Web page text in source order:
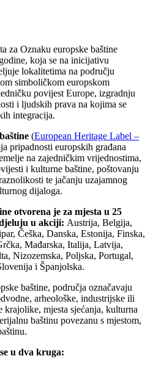
za Oznaku europske baštine
koja se na inicijativu
lokalitetima na području
simboličkom europskom
povijest Europe, izgradnju
i ljudskih prava na kojima se
integracija.
(European Heritage Label –
pripadnosti europskih građana
na zajedničkim vrijednostima,
i kulturne baštine, poštovanju
te jačanju uzajamnog
dijaloga.
otvorena je za mjesta u 25
u akciji: Austrija, Belgija,
Češka, Danska, Estonija, Finska,
Mađarska, Italija, Latvija,
Nizozemska, Poljska, Portugal,
i Španjolska.
baštine, područja označavaju
arheološke, industrijske ili
krajolike, mjesta sjećanja, kulturna
baštinu povezanu s mjestom,
u dva kruga: